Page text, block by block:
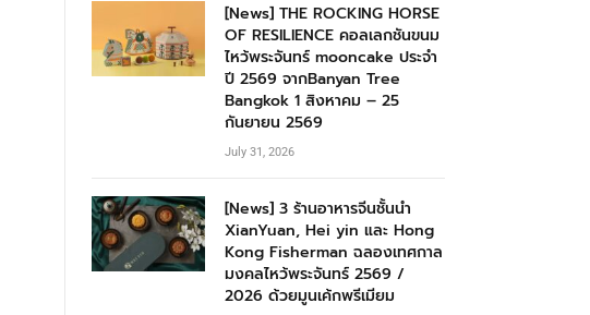
[News] THE ROCKING HORSE
OF RESILIENCE คอลเลกชันขนม
ไหว้พระจันทร์ mooncake ประจำ
ปี 2569 จากBanyan Tree
Bangkok 1 สิงหาคม – 25
กันยายน 2569
July 31, 2026
[News] 3 ร้านอาหารจีนชั้นนำ
XianYuan, Hei yin และ Hong
Kong Fisherman ฉลองเทศกาล
มงคลไหว้พระจันทร์ 2569 /
2026 ด้วยมูนเค้กพรีเมียม